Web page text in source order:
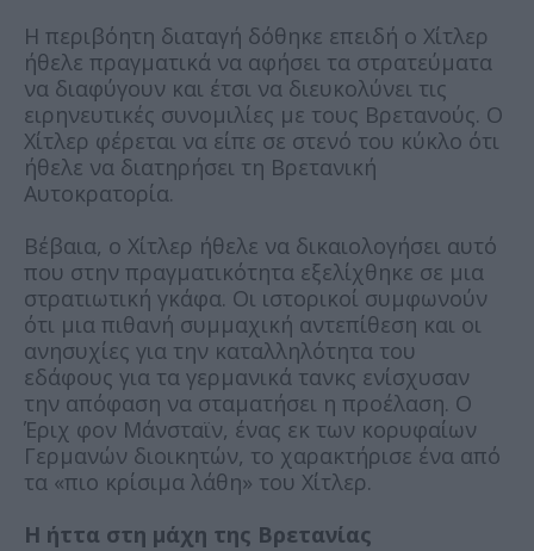
Η περιβόητη διαταγή δόθηκε επειδή ο Χίτλερ
ήθελε πραγματικά να αφήσει τα στρατεύματα
να διαφύγουν και έτσι να διευκολύνει τις
ειρηνευτικές συνομιλίες με τους Βρετανούς. Ο
Χίτλερ φέρεται να είπε σε στενό του κύκλο ότι
ήθελε να διατηρήσει τη Βρετανική
Αυτοκρατορία.
Βέβαια, ο Χίτλερ ήθελε να δικαιολογήσει αυτό
που στην πραγματικότητα εξελίχθηκε σε μια
στρατιωτική γκάφα. Οι ιστορικοί συμφωνούν
ότι μια πιθανή συμμαχική αντεπίθεση και οι
ανησυχίες για την καταλληλότητα του
εδάφους για τα γερμανικά τανκς ενίσχυσαν
την απόφαση να σταματήσει η προέλαση. Ο
Έριχ φον Μάνσταϊν, ένας εκ των κορυφαίων
Γερμανών διοικητών, το χαρακτήρισε ένα από
τα «πιο κρίσιμα λάθη» του Χίτλερ.
Η ήττα στη μάχη της Βρετανίας